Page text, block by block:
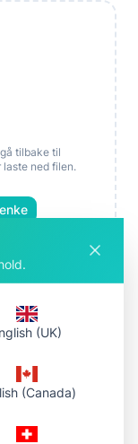
tilbake til
ned filen.
(UK)
(Canada)